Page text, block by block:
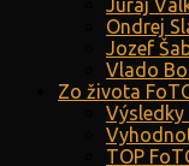
Juraj
Ondrej
Jozef
Vlado
Zo života
Výsledky
TOP